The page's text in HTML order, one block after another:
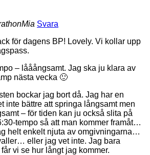
Svara
för dagens BP! Lovely. Vi kollar upp
– lååångsamt. Jag ska ju klara av
nästa vecka 🙂
bockar jag bort då. Jag har en
inte bättre att springa långsamt men
– för tiden kan ju också slita på
tempo så att man kommer framåt…
helt enkelt njuta av omgivningarna…
eller jag vet inte. Jag bara
vi se hur långt jag kommer.